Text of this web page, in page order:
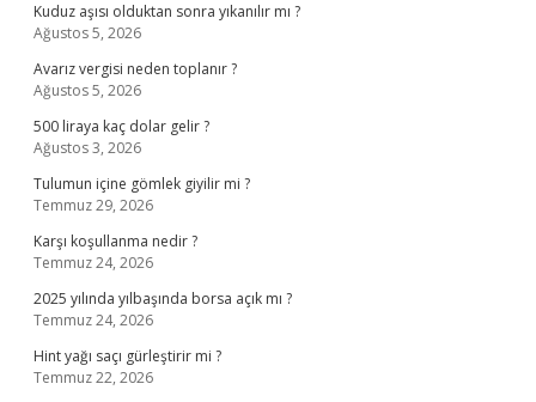
Kuduz aşısı olduktan sonra yıkanılır mı ?
Ağustos 5, 2026
Avarız vergisi neden toplanır ?
Ağustos 5, 2026
500 liraya kaç dolar gelir ?
Ağustos 3, 2026
Tulumun içine gömlek giyilir mi ?
Temmuz 29, 2026
Karşı koşullanma nedir ?
Temmuz 24, 2026
2025 yılında yılbaşında borsa açık mı ?
Temmuz 24, 2026
Hint yağı saçı gürleştirir mi ?
Temmuz 22, 2026